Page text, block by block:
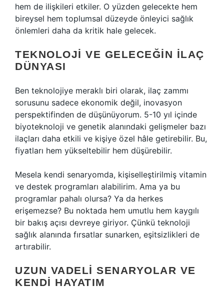
hem de ilişkileri etkiler. O yüzden gelecekte hem
bireysel hem toplumsal düzeyde önleyici sağlık
önlemleri daha da kritik hale gelecek.
TEKNOLOJI VE GELECEĞIN İLAÇ
DÜNYASI
Ben teknolojiye meraklı biri olarak, ilaç zammı
sorusunu sadece ekonomik değil, inovasyon
perspektifinden de düşünüyorum. 5-10 yıl içinde
biyoteknoloji ve genetik alanındaki gelişmeler bazı
ilaçları daha etkili ve kişiye özel hâle getirebilir. Bu,
fiyatları hem yükseltebilir hem düşürebilir.
Mesela kendi senaryomda, kişiselleştirilmiş vitamin
ve destek programları alabilirim. Ama ya bu
programlar pahalı olursa? Ya da herkes
erişemezse? Bu noktada hem umutlu hem kaygılı
bir bakış açısı devreye giriyor. Çünkü teknoloji
sağlık alanında fırsatlar sunarken, eşitsizlikleri de
artırabilir.
UZUN VADELI SENARYOLAR VE
KENDI HAYATIM